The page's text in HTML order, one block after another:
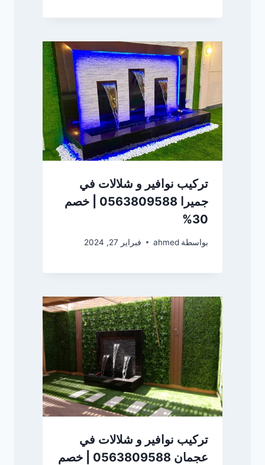
تركيب نوافير و شلالات في
جميرا 0563809588 | خصم
30%
بواسطة ahmed فبراير 27, 2024
تركيب نوافير و شلالات في
عجمان 0563809588 | خصم